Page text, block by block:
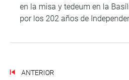
en la misa y tedeum en la
por los 202 años de
ANTERIOR